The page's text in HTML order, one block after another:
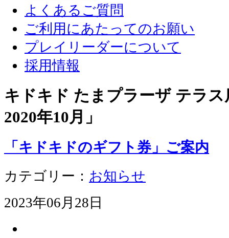
よくあるご質問
ご利用にあたってのお願い
プレイリーダーについて
採用情報
キドキド たまプラーザ テラ
2020年10月 」
「キドキドのギフト券」ご案内
カテゴリー： お知らせ
2023年06月28日